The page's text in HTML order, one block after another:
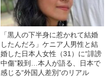
「黒人の下半身に惹かれて結婚
したんだろ」ケニア人男性と結
婚した日本人女性（31）に“誹謗
中傷”殺到…本人が語る、日本で
感じる“外国人差別”のリアル